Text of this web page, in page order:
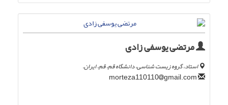
مرتضی یوسفی زادی
استاد، گروه زیست شناسی، دانشگاه قم، قم، ایران.
gmail.com